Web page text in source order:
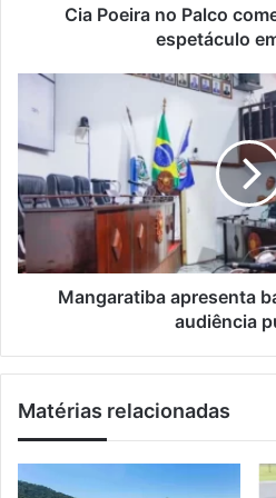
a
i
l
o
c
o
m
e
m
1
a
s
Cia Poeira no Palco
espetáculo
g
a
r
a
t
i
e
s
n
Mangaratiba apresenta
audiência
Matérias relacionadas